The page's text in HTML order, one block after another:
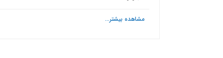
مشاهده بیشتر...